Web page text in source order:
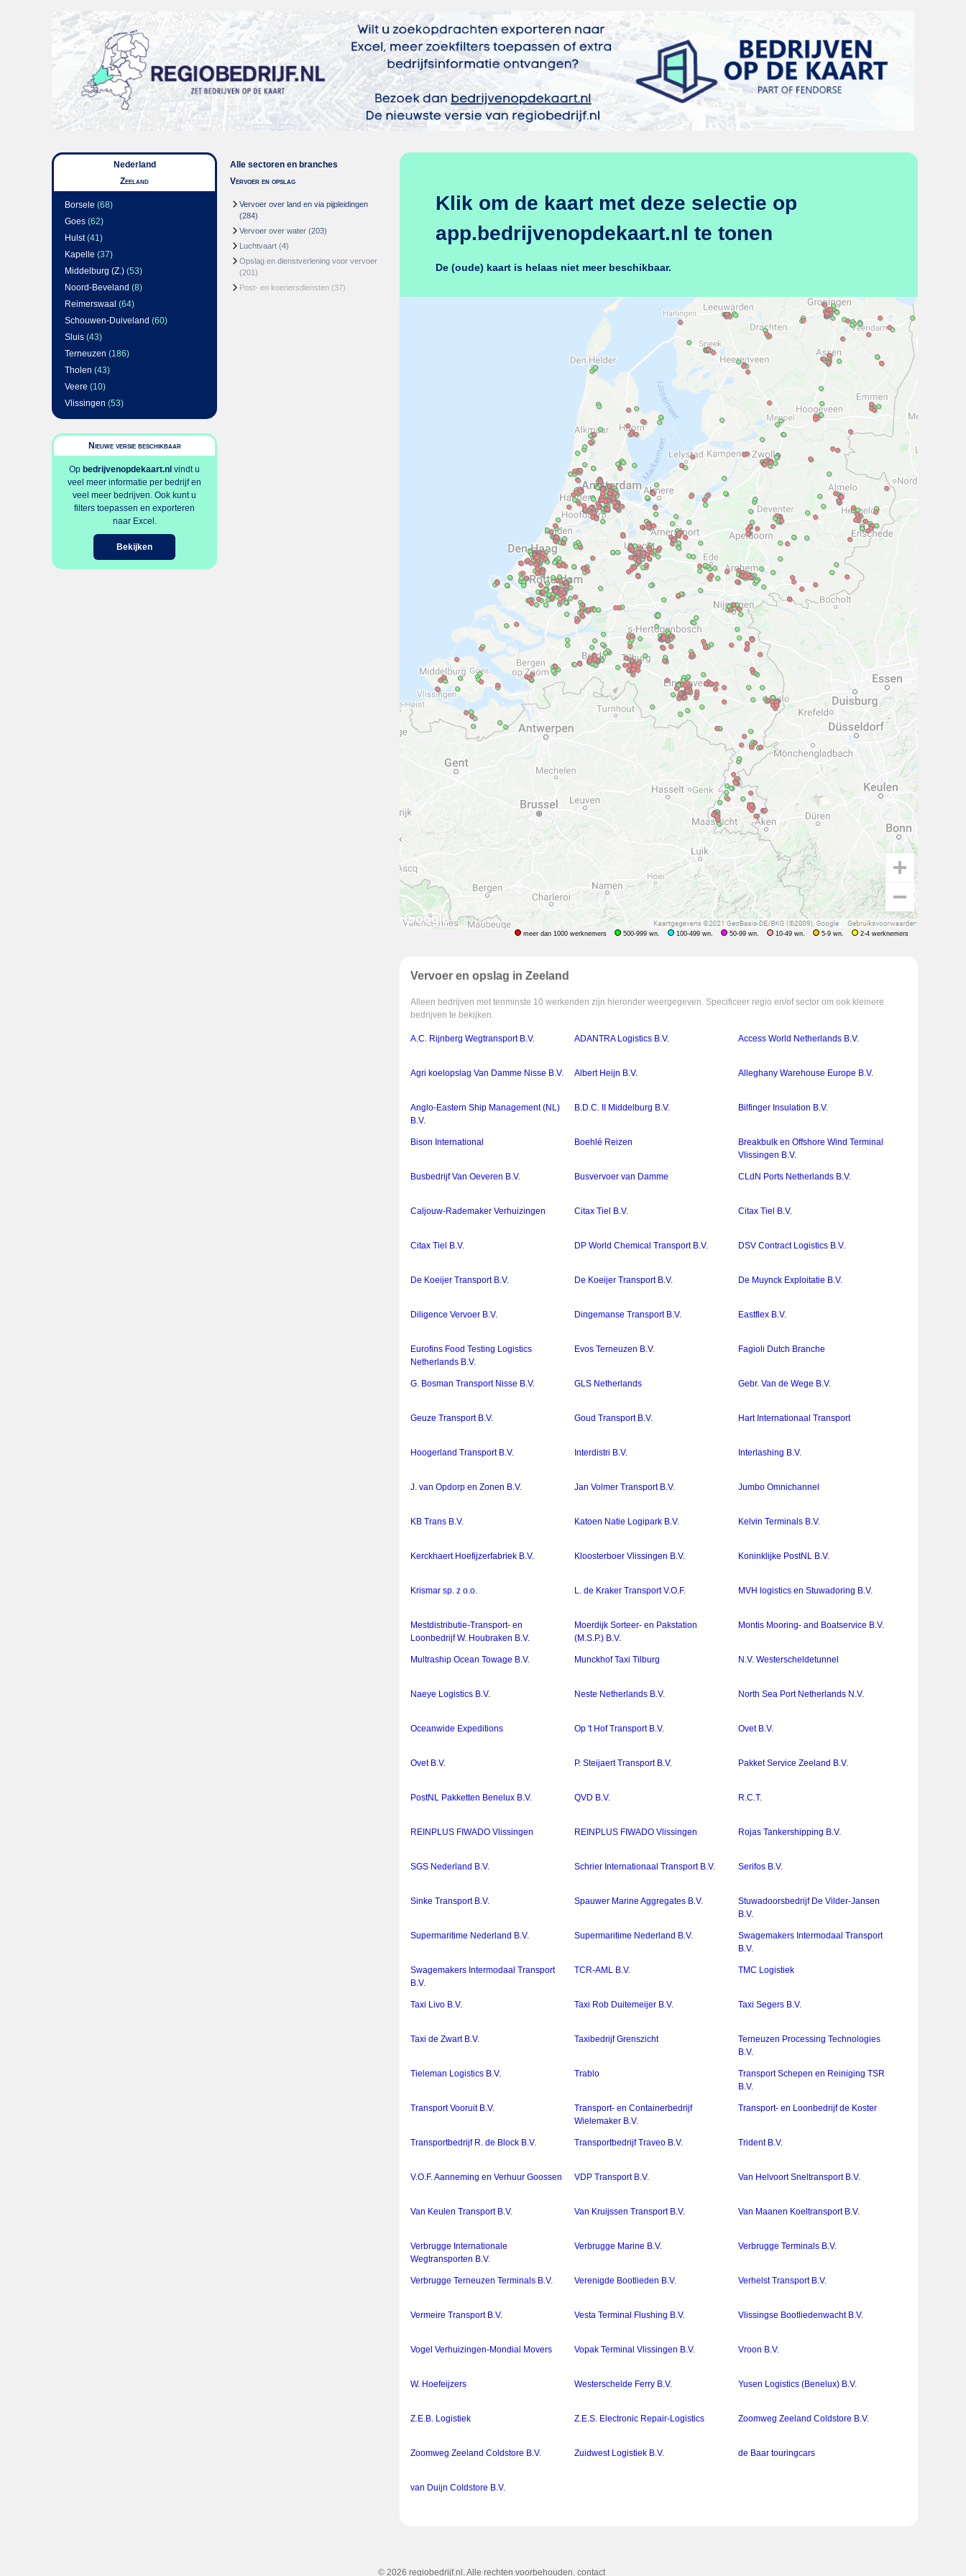
Nederland
Zeeland
Borsele (68)
Goes (62)
Hulst(41)
Kapelle (37)
Middelburg (Z.) (53)
Noord-Beveland (8)
Reimerswaal (64)
Schouwen-Duiveland (60)
Sluis (43)
Terneuzen (186)
Tholen (43)
Veere (10)
Vlissingen (53)
Nieuwe versie beschikbaar
Op bedrijvenopdekaart.nl vindt u
veel meer informatie per bedrijf en
veel meer bedrijven. Ook kunt u
filters toepassen en exporteren
naar Excel.
Bekijken
Alle sectoren en branches
Vervoer en opslag
Vervoer over land en via pijpleidingen
(284)
Vervoer over water (203)
Luchtvaart (4)
Opslag en dienstverlening voor vervoer
(201)
Post- en koeriersdiensten (37)
Klik om de kaart met deze selectie op
app.bedrijvenopdekaart.nl te tonen
De (oude) kaart is helaas niet meer beschikbaar.
meer dan 1000 werknemers 500-999 wn. 100-499 wn. 50-99 wn. 10-49 wn. 5-9 wn. 2-4 werknemers
Vervoer en opslag in Zeeland
Alleen bedrijven met tenminste 10 werkenden zijn hieronder weergegeven. Specificeer regio en/of sector om ook kleinere
bedrijven te bekijken.
A.C. Rijnberg Wegtransport B.V. ADANTRA Logistics B.V. Access World Netherlands B.V.
Agri koelopslag Van Damme Nisse B.V. Albert Heijn B.V. Alleghany Warehouse Europe B.V.
Anglo-Eastern Ship Management (NL)
B.V.
B.D.C. II Middelburg B.V. Bilfinger Insulation B.V.
Bison International Boehlé Reizen
Breakbulk en Offshore Wind Terminal
Vlissingen B.V.
Busbedrijf Van Oeveren B.V. Busvervoer van Damme CLdN Ports Netherlands B.V.
Caljouw-Rademaker Verhuizingen Citax Tiel B.V. Citax Tiel B.V.
Citax Tiel B.V. DP World Chemical Transport B.V. DSV Contract Logistics B.V.
De Koeijer Transport B.V. De Koeijer Transport B.V. De Muynck Exploitatie B.V.
Diligence Vervoer B.V. Dingemanse Transport B.V. Eastflex B.V.
Eurofins Food Testing Logistics
Netherlands B.V.
Evos Terneuzen B.V. Fagioli Dutch Branche
G. Bosman Transport Nisse B.V. GLS Netherlands Gebr. Van de Wege B.V.
Geuze Transport B.V. Goud Transport B.V. Hart Internationaal Transport
Hoogerland Transport B.V. Interdistri B.V. Interlashing B.V.
J. van Opdorp en Zonen B.V. Jan Volmer Transport B.V. Jumbo Omnichannel
KB Trans B.V. Katoen Natie Logipark B.V. Kelvin Terminals B.V.
Kerckhaert Hoefijzerfabriek B.V. Kloosterboer Vlissingen B.V. Koninklijke PostNL B.V.
Krismar sp. z o.o. L. de Kraker Transport V.O.F. MVH logistics en Stuwadoring B.V.
Mestdistributie-Transport- en
Loonbedrijf W. Houbraken B.V.
Moerdijk Sorteer- en Pakstation
(M.S.P.) B.V.
Montis Mooring- and Boatservice B.V.
Multraship Ocean Towage B.V. Munckhof Taxi Tilburg N.V. Westerscheldetunnel
Naeye Logistics B.V. Neste Netherlands B.V. North Sea Port Netherlands N.V.
Oceanwide Expeditions Op 't Hof Transport B.V. Ovet B.V.
Ovet B.V. P. Steijaert Transport B.V. Pakket Service Zeeland B.V.
PostNL Pakketten Benelux B.V. QVD B.V. R.C.T.
REINPLUS FIWADO Vlissingen REINPLUS FIWADO Vlissingen Rojas Tankershipping B.V.
SGS Nederland B.V. Schrier Internationaal Transport B.V. Serifos B.V.
Sinke Transport B.V. Spauwer Marine Aggregates B.V.
Stuwadoorsbedrijf De Vilder-Jansen
B.V.
Supermaritime Nederland B.V. Supermaritime Nederland B.V.
Swagemakers Intermodaal Transport
B.V.
Swagemakers Intermodaal Transport
B.V.
TCR-AML B.V. TMC Logistiek
Taxi Livo B.V. Taxi Rob Duitemeijer B.V. Taxi Segers B.V.
Taxi de Zwart B.V. Taxibedrijf Grenszicht
Terneuzen Processing Technologies
B.V.
Tieleman Logistics B.V. Trablo
Transport Schepen en Reiniging TSR
B.V.
Transport Vooruit B.V.
Transport- en Containerbedrijf
Wielemaker B.V.
Transport- en Loonbedrijf de Koster
Transportbedrijf R. de Block B.V. Transportbedrijf Traveo B.V. Trident B.V.
V.O.F. Aanneming en Verhuur Goossen VDP Transport B.V. Van Helvoort Sneltransport B.V.
Van Keulen Transport B.V. Van Kruijssen Transport B.V. Van Maanen Koeltransport B.V.
Verbrugge Internationale
Wegtransporten B.V.
Verbrugge Marine B.V. Verbrugge Terminals B.V.
Verbrugge Terneuzen Terminals B.V. Verenigde Bootlieden B.V. Verhelst Transport B.V.
Vermeire Transport B.V. Vesta Terminal Flushing B.V. Vlissingse Bootliedenwacht B.V.
Vogel Verhuizingen-Mondial Movers Vopak Terminal Vlissingen B.V. Vroon B.V.
W. Hoefeijzers Westerschelde Ferry B.V. Yusen Logistics (Benelux) B.V.
Z.E.B. Logistiek Z.E.S. Electronic Repair-Logistics Zoomweg Zeeland Coldstore B.V.
Zoomweg Zeeland Coldstore B.V. Zuidwest Logistiek B.V. de Baar touringcars
van Duijn Coldstore B.V.
© 2026 regiobedrijf.nl. Alle rechten voorbehouden.contact